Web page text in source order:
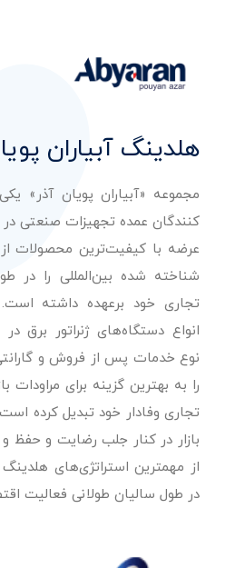
هلدینگ آبیاران
مجموعه «آبیاران پویان آذر»
کنندگان عمده تجهیزات صنعتی
عرضه با کیفیت‌ترین محصولات از
تجاری خود برعهده داشته
انواع دستگاه‌های ژنراتور برق در
نوع خدمات پس از فروش و
را به بهترین گزینه برای مراودات
تجاری وفادار خود تبدیل کرده
بازار در کنار جلب رضایت و حفظ
از مهمترین استراتژی‌های هلدینگ
در طول سالیان طولانی فعالیت